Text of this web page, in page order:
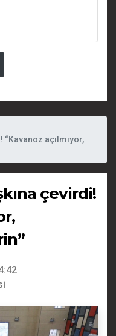
“Kavanoz açılmıyor,
çevirdi!